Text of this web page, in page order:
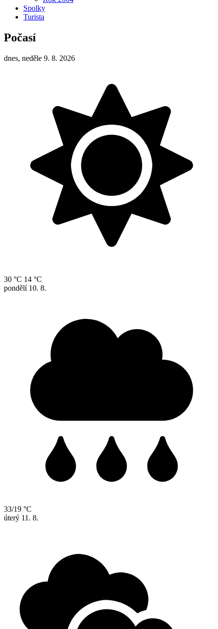
Spolky
Turista
Počasí
dnes, neděle 9. 8. 2026
30 °C 14 °C
pondělí 10. 8.
33/19 °C
úterý 11. 8.